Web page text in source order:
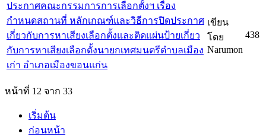
ประกาศคณะกรรมการการเลือกตั้งฯ เรื่อง
กำหนดสถานที่ หลักเกณฑ์และวิธีการปิดประกาศ
เกี่ยวกับการหาเสียงเลือกตั้งและติดแผ่นป้ายเกี่ยว
กับการหาเสียงเลือกตั้งนายกเทศมนตรีตำบลเมือง
เก่า อำเภอเมืองขอนแก่น
เขียน
โดย
Narumon
438
หน้าที่ 12 จาก 33
เริ่มต้น
ก่อนหน้า